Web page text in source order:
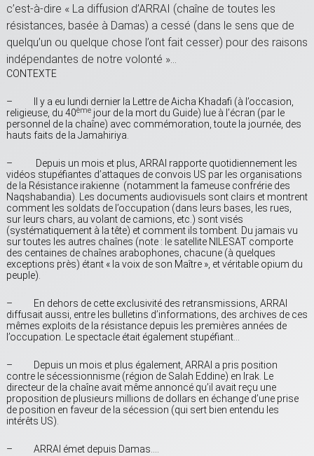
c’est-à-dire « La diffusion d’ARRAI (chaîne de toutes les
résistances, basée à Damas) a cessé (dans le sens que de
quelqu’un ou quelque chose l’ont fait cesser) pour des raisons
indépendantes de notre volonté »…
CONTEXTE
– Il y a eu lundi dernier la Lettre de Aicha Khadafi (à l’occasion,
religieuse, du 40ème jour de la mort du Guide) lue à l’écran (par le
personnel de la chaîne) avec commémoration, toute la journée, des
hauts faits de la Jamahiriya.
– Depuis un mois et plus, ARRAI rapporte quotidiennement les
vidéos stupéfiantes d’attaques de convois US par les organisations
de la Résistance irakienne (notamment la fameuse confrérie des
Naqshabandia). Les documents audiovisuels sont clairs et montrent
comment les soldats de l’occupation (dans leurs bases, les rues,
sur leurs chars, au volant de camions, etc.) sont visés
(systématiquement à la tête) et comment ils tombent. Du jamais vu
sur toutes les autres chaînes (note : le satellite NILESAT comporte
des centaines de chaînes arabophones, chacune (à quelques
exceptions près) étant « la voix de son Maître », et véritable opium du
peuple).
– En dehors de cette exclusivité des retransmissions, ARRAI
diffusait aussi, entre les bulletins d’informations, des archives de ces
mêmes exploits de la résistance depuis les premières années de
l’occupation. Le spectacle était également stupéfiant…
– Depuis un mois et plus également, ARRAI a pris position
contre le sécessionnisme (région de Salah Eddine) en Irak. Le
directeur de la chaîne avait même annoncé qu’il avait reçu une
proposition de plusieurs millions de dollars en échange d’une prise
de position en faveur de la sécession (qui sert bien entendu les
intérêts US).
– ARRAI émet depuis Damas….